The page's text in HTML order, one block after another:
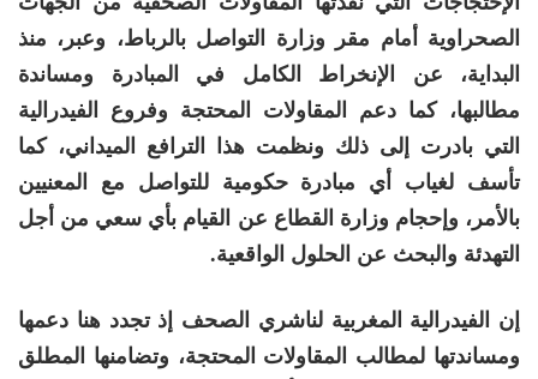
الصحراوية أمام مقر وزارة التواصل بالرباط، وعبر، منذ
البداية، عن الإنخراط الكامل في المبادرة ومساندة
مطالبها، كما دعم المقاولات المحتجة وفروع الفيدرالية
التي بادرت إلى ذلك ونظمت هذا الترافع الميداني، كما
تأسف لغياب أي مبادرة حكومية للتواصل مع المعنيين
بالأمر، وإحجام وزارة القطاع عن القيام بأي سعي من أجل
التهدئة والبحث عن الحلول الواقعية.
إن الفيدرالية المغربية لناشري الصحف إذ تجدد هنا دعمها
ومساندتها لمطالب المقاولات المحتجة، وتضامنها المطلق